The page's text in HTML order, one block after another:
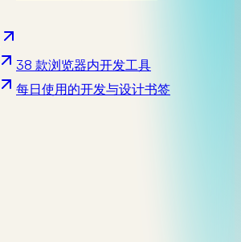
38 款浏览器内开发工具
每日使用的开发与设计书签